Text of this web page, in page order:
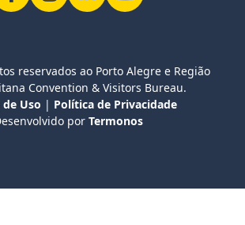
reservados ao Porto Alegre e Região
Convention & Visitors Bureau.
Uso | Política de Privacidade
por Termonos